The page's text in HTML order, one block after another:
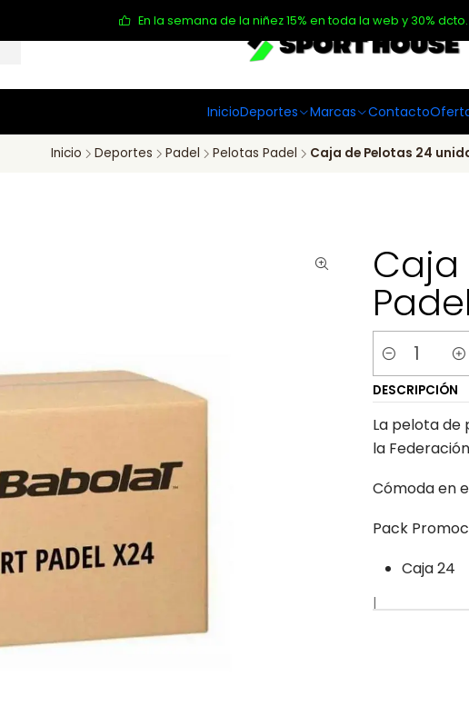
InicioDeportes Marcas Contacto
En la semana de la niñez 15% en toda la web y 30%
Inicio Deportes Padel Pelotas Padel Caja de Pelotas 24
Caja
Cantidad
DESCRIPCIÓN
La pelota de
la
Cómoda en
Pack
Caja 24
|